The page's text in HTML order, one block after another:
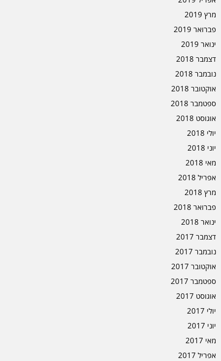
מרץ 2019
פברואר 2019
ינואר 2019
דצמבר 2018
נובמבר 2018
אוקטובר 2018
ספטמבר 2018
אוגוסט 2018
יולי 2018
יוני 2018
מאי 2018
אפריל 2018
מרץ 2018
פברואר 2018
ינואר 2018
דצמבר 2017
נובמבר 2017
אוקטובר 2017
ספטמבר 2017
אוגוסט 2017
יולי 2017
יוני 2017
מאי 2017
אפריל 2017